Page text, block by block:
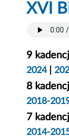
XVI
9
2024|
8
2018-
7
2014-